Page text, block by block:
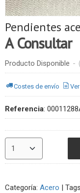
Pendientes
A Consultar
Producto Disponible -
Costes de envío
Referencia:
Categoría: Acero |